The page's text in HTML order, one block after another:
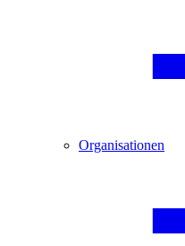
Organisationen